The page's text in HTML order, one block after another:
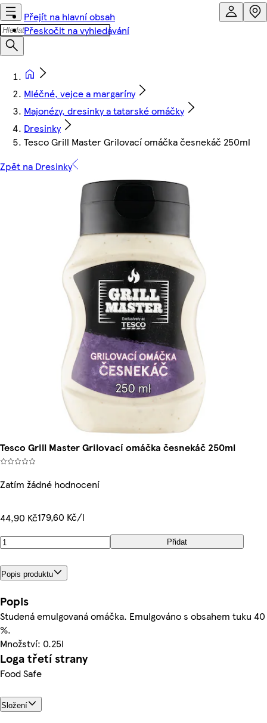
Přejít na hlavní obsah
Přeskočit na vyhledávání
Mléčné, vejce a margaríny
Majonézy, dresinky a tatarské omáčky
Dresinky
Tesco Grill Master Grilovací omáčka česnekáč 250ml
Zpět na Dresinky
Tesco Grill Master Grilovací omáčka česnekáč 250ml
Zatím žádné hodnocení
44,90 Kč179,60 Kč/l
Přidat
Popis produktu
Popis
Studená emulgovaná omáčka. Emulgováno s obsahem tuku 40
%.
Množství: 0.25l
Loga třetí strany
Food Safe
Složení